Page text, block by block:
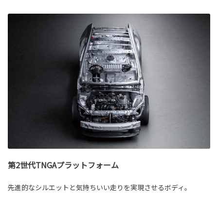
第2世代TNGAプラットフォーム
先進的なシルエットと気持ちいい走りを実現させるボディ。